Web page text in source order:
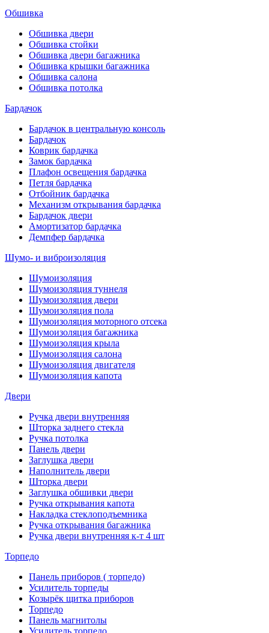
Обшивка
Обшивка двери
Обшивка стойки
Обшивка двери багажника
Обшивка крышки багажника
Обшивка салона
Обшивка потолка
Бардачок
Бардачок в центральную консоль
Бардачок
Коврик бардачка
Замок бардачка
Плафон освещения бардачка
Петля бардачка
Отбойник бардачка
Механизм открывания бардачка
Бардачок двери
Амортизатор бардачка
Демпфер бардачка
Шумо- и виброизоляция
Шумоизоляция
Шумоизоляция туннеля
Шумоизоляция двери
Шумоизоляция пола
Шумоизоляция моторного отсека
Шумоизоляция багажника
Шумоизоляция крыла
Шумоизоляция салона
Шумоизоляция двигателя
Шумоизоляция капота
Двери
Ручка двери внутренняя
Шторка заднего стекла
Ручка потолка
Панель двери
Заглушка двери
Наполнитель двери
Шторка двери
Заглушка обшивки двери
Ручка открывания капота
Накладка стеклоподъемника
Ручка открывания багажника
Ручка двери внутренняя к-т 4 шт
Торпедо
Панель приборов ( торпедо)
Усилитель торпеды
Козырёк щитка приборов
Торпедо
Панель магнитолы
Усилитель торпедо